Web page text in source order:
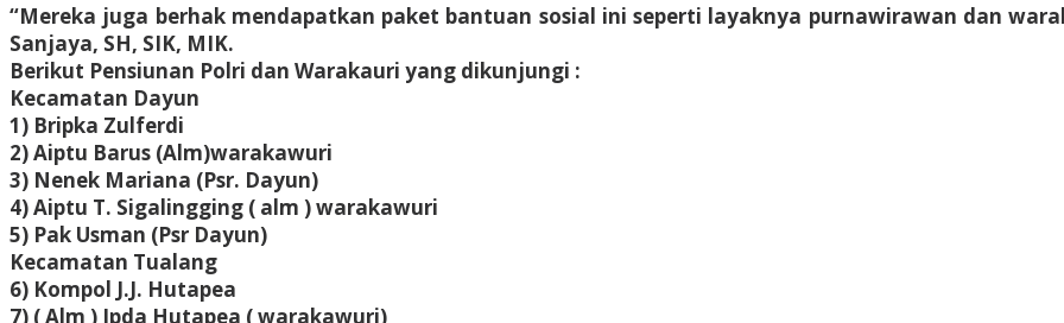
“Mereka juga berhak mendapatkan paket bantuan sosial ini seperti layaknya purnawirawan dan
Sanjaya, SH, SIK, MIK.
Berikut Pensiunan Polri dan Warakauri yang dikunjungi :
Kecamatan Dayun
1) Bripka Zulferdi
2) Aiptu Barus (Alm)warakawuri
3) Nenek Mariana (Psr. Dayun)
4) Aiptu T. Sigalingging ( alm ) warakawuri
5) Pak Usman (Psr Dayun)
Kecamatan Tualang
6) Kompol J.J. Hutapea
7) ( Alm ) Ipda Hutapea ( warakawuri)